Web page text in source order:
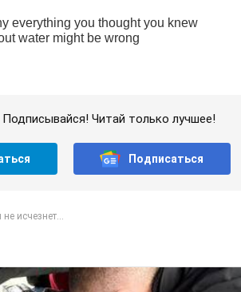
Читай только лучшее!
Подписаться
не исчезнет...